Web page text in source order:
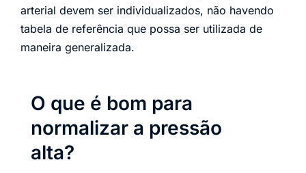
arterial devem ser individualizados, não havendo
tabela de referência que possa ser utilizada de
maneira generalizada.
O que é bom para
normalizar a pressão
alta?